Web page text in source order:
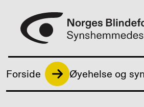
Forside Øyehelse og